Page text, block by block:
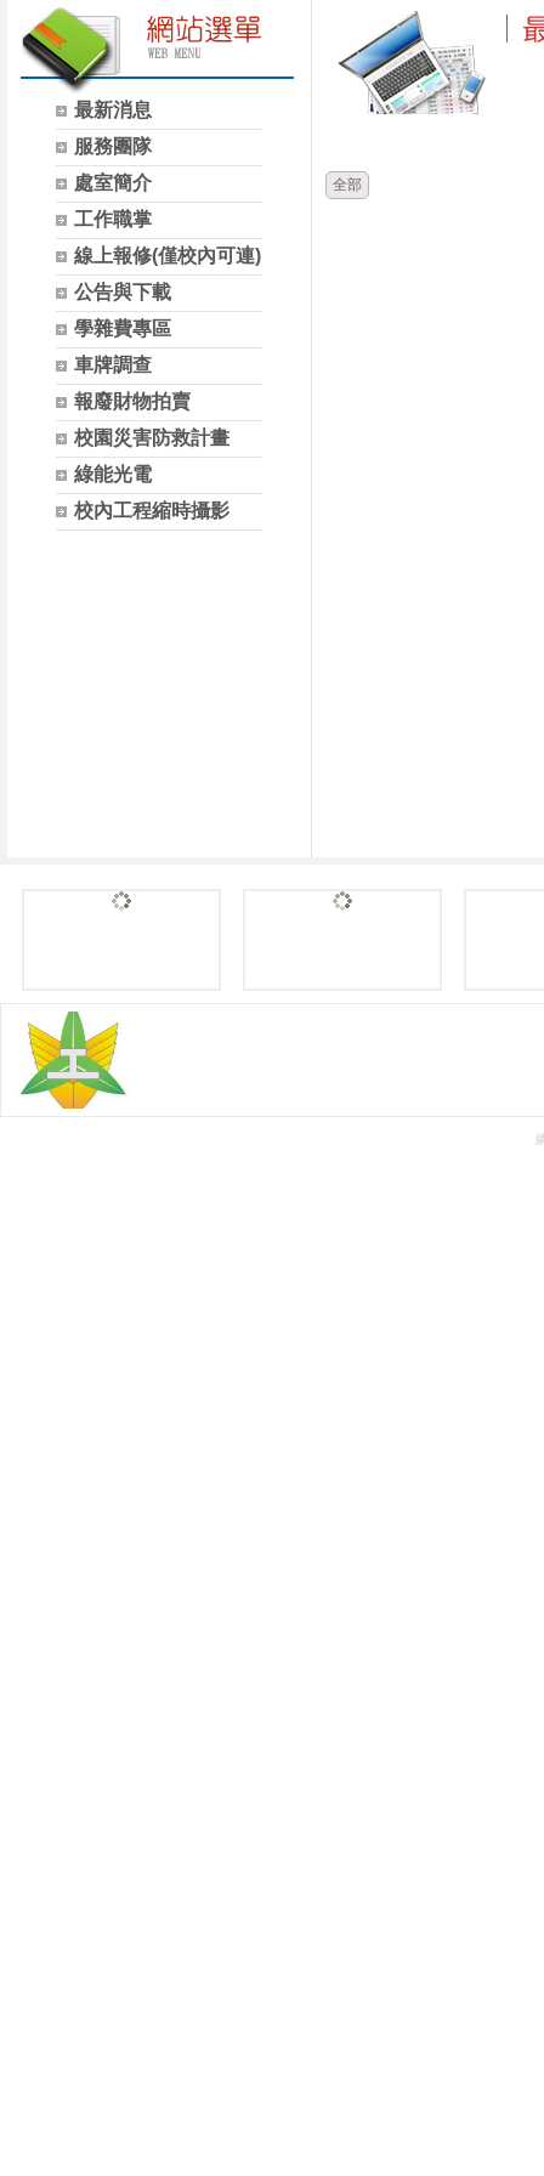
最新消息
服務團隊
處室簡介
工作職掌
線上報修(僅校內可連)
公告與下載
學雜費專區
車牌調查
報廢財物拍賣
校園災害防救計畫
綠能光電
校內工程縮時攝影
全部